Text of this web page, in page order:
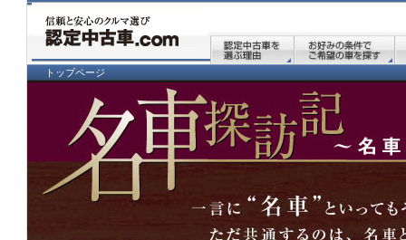
トップページ